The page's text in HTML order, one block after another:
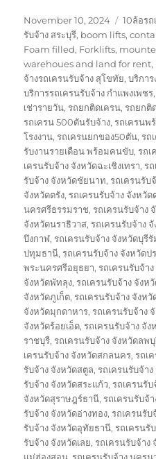
Posted
on
November 10, 2024 Tags
10ล้อร
รับจ้าง สระบุรี, boom lifts,
Foam filled, Forklifts,
warehoues and land for rent,
จ้างรถเครนรับจ้าง สุโขทัย,บริกา
บริการรถเครนรับจ้าง กำแพงเพชร
เช่ารายวัน,รถยกติดเครน,รถยกติ
รถเครน 500ตันรับจ้าง,รถเครนพ
โรงงาน,รถเครนยกของ50ตัน,รถ
รับงานรายเดือน พร้อมคนขับ,รถ
เครนรับจ้าง จังหวัดฉะเชิงเทรา,ร
รับจ้าง จังหวัดชัยนาท,รถเครนรับ
จังหวัดตรัง,รถเครนรับจ้าง จังหวัด
นครศรีธรรมราช,รถเครนรับจ้าง
จังหวัดนราธิวาส,รถเครนรับจ้าง
บึงกาฬ,รถเครนรับจ้าง จังหวัดบุรีรั
ปทุมธานี,รถเครนรับจ้าง จังหวัดป
พระนครศรีอยุธยา,รถเครนรับจ้า
จังหวัดพัทลุง,รถเครนรับจ้าง จัง
จังหวัดภูเก็ต,รถเครนรับจ้าง จังห
จังหวัดมุกดาหาร,รถเครนรับจ้าง
จังหวัดร้อยเอ็ด,รถเครนรับจ้าง จัง
ราชบุรี,รถเครนรับจ้าง จังหวัดลพ
เครนรับจ้าง จังหวัดสกลนคร,รถเ
รับจ้าง จังหวัดสตูล,รถเครนรับจ้า
รับจ้าง จังหวัดสระแก้ว,รถเครนรั
จังหวัดสุราษฎร์ธานี,รถเครนรับจ้
รับจ้าง จังหวัดอ่างทอง,รถเครนรับ
รับจ้าง จังหวัดอุทัยธานี,รถเครนรั
รับจ้าง จังหวัดเลย,รถเครนรับจ้าง
แม่ฮ่องสอน ,รถเครนรับจ้าง นครน